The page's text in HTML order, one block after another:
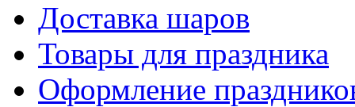
Доставка шаров
Товары для праздника
Оформление